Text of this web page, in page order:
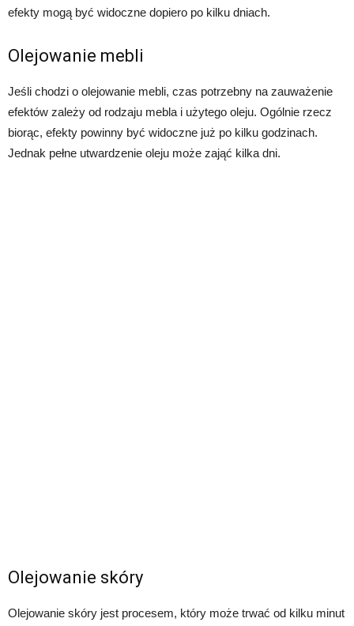
efekty mogą być widoczne dopiero po kilku dniach.
Olejowanie mebli
Jeśli chodzi o olejowanie mebli, czas potrzebny na zauważenie
efektów zależy od rodzaju mebla i użytego oleju. Ogólnie rzecz
biorąc, efekty powinny być widoczne już po kilku godzinach.
Jednak pełne utwardzenie oleju może zająć kilka dni.
Olejowanie skóry
Olejowanie skóry jest procesem, który może trwać od kilku minut